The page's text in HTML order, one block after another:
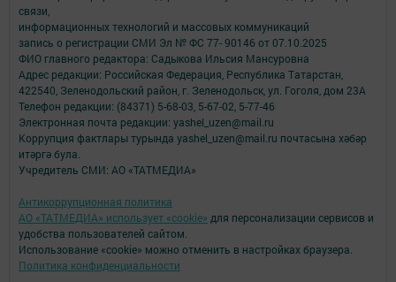
связи,
информационных технологий и массовых коммуникаций
запись о регистрации СМИ Эл № ФС 77- 90146 от 07.10.2025
ФИО главного редактора: Садыкова Ильсия Мансуровна
Адрес редакции: Российская Федерация, Республика Татарстан,
422540, Зеленодольский район, г. Зеленодольск, ул. Гоголя, дом 23А
Телефон редакции: (84371) 5-68-03, 5-67-02, 5-77-46
Электронная почта редакции: yashel_uzen@mail.ru
Коррупция фактлары турында yashel_uzen@mail.ru почтасына хәбәр
итәргә була.
Учредитель СМИ: АО «ТАТМЕДИА»
Антикоррупционная политика
АО «ТАТМЕДИА» использует «cookie» для персонализации сервисов и
удобства пользователей сайтом.
Использование «cookie» можно отменить в настройках браузера.
Политика конфиденциальности